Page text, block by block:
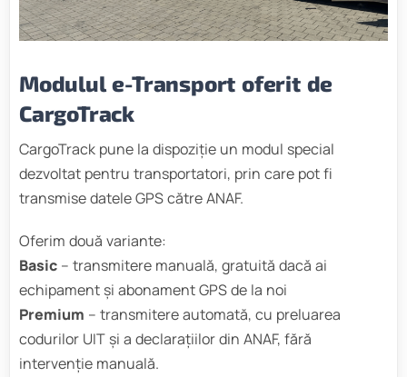
Modulul e-Transport oferit de
CargoTrack
CargoTrack pune la dispoziție un modul special
dezvoltat pentru transportatori, prin care pot fi
transmise datele GPS către ANAF.
Oferim două variante:
Basic – transmitere manuală, gratuită dacă ai
echipament și abonament GPS de la noi
Premium – transmitere automată, cu preluarea
codurilor UIT și a declarațiilor din ANAF, fără
intervenție manuală.